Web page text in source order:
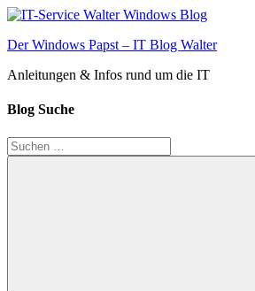
Zum
springen
Der Windows Papst – IT Blog Walter
Anleitungen & Infos rund um die IT
Blog Suche
Suchen
nach: